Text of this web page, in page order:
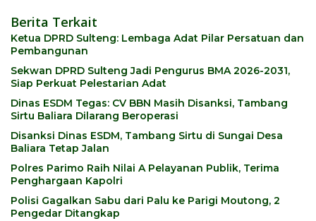
Berita Terkait
Ketua DPRD Sulteng: Lembaga Adat Pilar Persatuan dan
Pembangunan
Sekwan DPRD Sulteng Jadi Pengurus BMA 2026-2031,
Siap Perkuat Pelestarian Adat
Dinas ESDM Tegas: CV BBN Masih Disanksi, Tambang
Sirtu Baliara Dilarang Beroperasi
Disanksi Dinas ESDM, Tambang Sirtu di Sungai Desa
Baliara Tetap Jalan
Polres Parimo Raih Nilai A Pelayanan Publik, Terima
Penghargaan Kapolri
Polisi Gagalkan Sabu dari Palu ke Parigi Moutong, 2
Pengedar Ditangkap